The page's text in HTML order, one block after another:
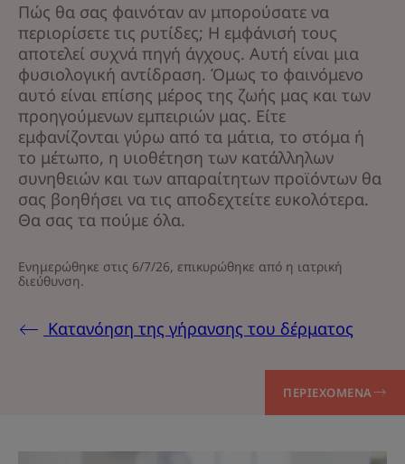
Πώς θα σας φαινόταν αν μπορούσατε να
περιορίσετε τις ρυτίδες; Η εμφάνισή τους
αποτελεί συχνά πηγή άγχους. Αυτή είναι μια
φυσιολογική αντίδραση. Όμως το φαινόμενο
αυτό είναι επίσης μέρος της ζωής μας και των
προηγούμενων εμπειριών μας. Είτε
εμφανίζονται γύρω από τα μάτια, το στόμα ή
το μέτωπο, η υιοθέτηση των κατάλληλων
συνηθειών και των απαραίτητων προϊόντων θα
σας βοηθήσει να τις αποδεχτείτε ευκολότερα.
Θα σας τα πούμε όλα.
Ενημερώθηκε στις 6/7/26, επικυρώθηκε από η ιατρική
διεύθυνση.
Κατανόηση της γήρανσης του δέρματος
ΠΕΡΙΕΧΌΜΕΝΑ